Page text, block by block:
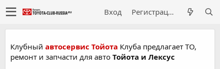
Вход Регистрация
Клубный автосервис Тойота Клуба предлагает ТО,
ремонт и запчасти для авто Тойота и Лексус